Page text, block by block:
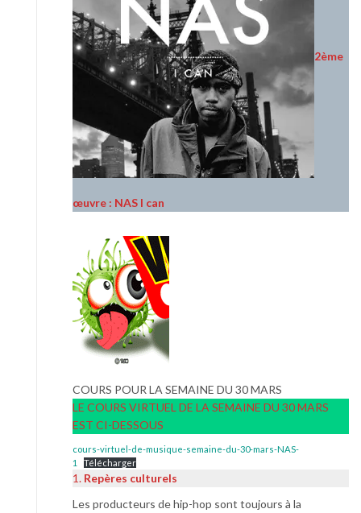
2ème
œuvre : NAS I can
COURS POUR LA SEMAINE DU 30 MARS
LE COURS VIRTUEL DE LA SEMAINE DU 30 MARS
EST CI-DESSOUS
cours-virtuel-de-musique-semaine-du-30-mars-NAS-
1
Télécharger
1. Repères culturels
Les producteurs de hip-hop sont toujours à la